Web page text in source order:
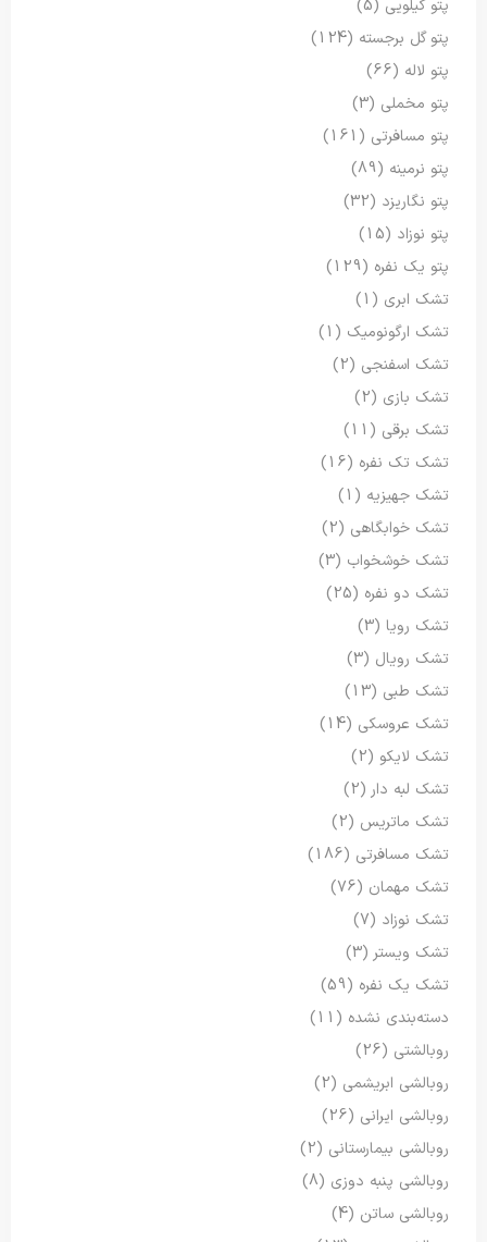
پتو کیلویی (5)
پتو گل برجسته (124)
پتو لاله (66)
پتو مخملی (3)
پتو مسافرتی (161)
پتو نرمینه (89)
پتو نگاریزد (32)
پتو نوزاد (15)
پتو یک نفره (129)
تشک ابری (1)
تشک ارگونومیک (1)
تشک اسفنجی (2)
تشک بازی (2)
تشک برقی (11)
تشک تک نفره (16)
تشک جهیزیه (1)
تشک خوابگاهی (2)
تشک خوشخواب (3)
تشک دو نفره (25)
تشک رویا (3)
تشک رویال (3)
تشک طبی (13)
تشک عروسکی (14)
تشک لایکو (2)
تشک لبه دار(2)
تشک ماتریس (2)
تشک مسافرتی (186)
تشک مهمان (76)
تشک نوزاد (7)
تشک ویستر(3)
تشک یک نفره (59)
دسته‌بندی نشده (11)
روبالشتی (26)
روبالشی ابریشمی (2)
روبالشی ایرانی (26)
روبالشی بیمارستانی (2)
روبالشی پنبه دوزی (8)
روبالشی ساتن (4)